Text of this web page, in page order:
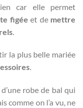
car elle permet
figée et de mettre
la plus belle mariée
.
robe de bal qui
comme on l’a vu, ne